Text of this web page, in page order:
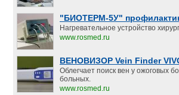
"БИОТЕРМ-5У"
Нагревательное устройство
www.rosmed.ru
ВЕНОВИЗОР Vein Finder
Облегчает поиск вен у ожоговых
больных.
www.rosmed.ru